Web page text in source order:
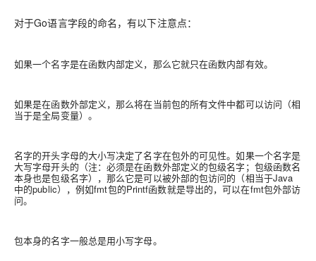
对于Go语言字段的命名，有以下注意点：
如果一个名字是在函数内部定义，那么它就只在函数内部有效。
如果是在函数外部定义，那么将在当前包的所有文件中都可以访问（相
当于是全局变量）。
名字的开头字母的大小写决定了名字在包外的可见性。如果一个名字是
大写字母开头的（注：必须是在函数外部定义的包级名字；包级函数名
本身也是包级名字），那么它是可以被外部的包访问的（相当于Java
中的public），例如fmt包的Printf函数就是导出的，可以在fmt包外部访
问。
包本身的名字一般总是用小写字母。